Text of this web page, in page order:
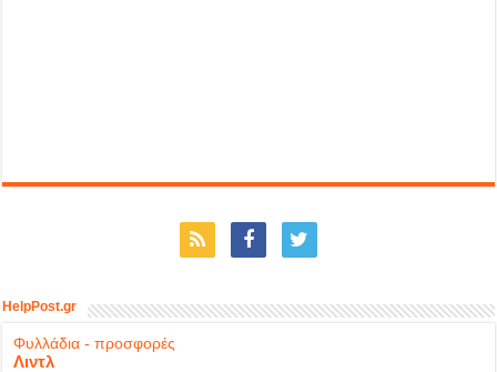
HelpPost.gr
Φυλλάδια - προσφορές
Λιντλ